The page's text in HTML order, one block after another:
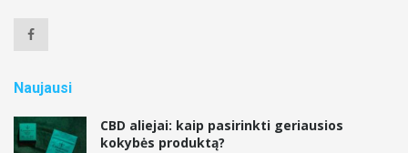
Naujausi
CBD aliejai: kaip pasirinkti geriausios
kokybės produktą?